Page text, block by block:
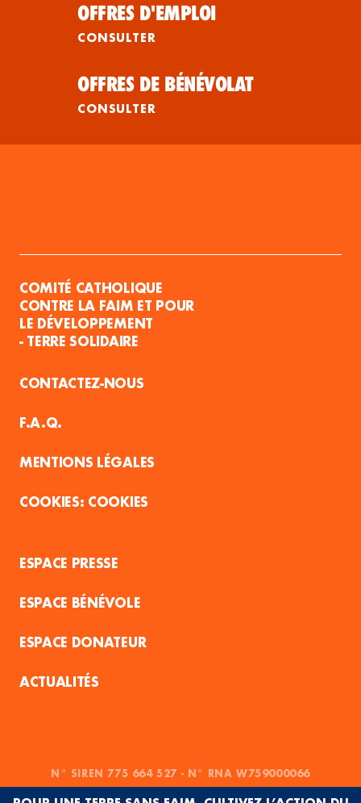
OFFRES D'EMPLOI
CONSULTER
OFFRES DE BÉNÉVOLAT
CONSULTER
COMITÉ CATHOLIQUE
CONTRE LA FAIM ET POUR
LE DÉVELOPPEMENT
- TERRE SOLIDAIRE
CONTACTEZ-NOUS
F.A.Q.
MENTIONS LÉGALES
COOKIES
ESPACE PRESSE
ESPACE BÉNÉVOLE
ESPACE DONATEUR
ACTUALITÉS
N° SIREN 775 664 527 - N° RNA W759000066